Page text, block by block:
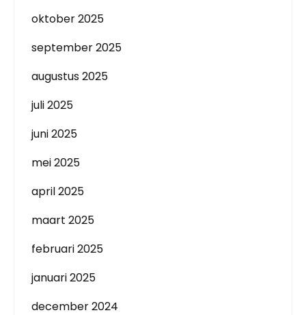
oktober 2025
september 2025
augustus 2025
juli 2025
juni 2025
mei 2025
april 2025
maart 2025
februari 2025
januari 2025
december 2024